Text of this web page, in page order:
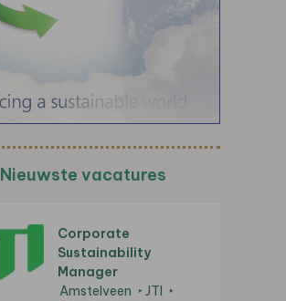
Nieuwste vacatures
Corporate
Sustainability
Manager
Amstelveen
JTI